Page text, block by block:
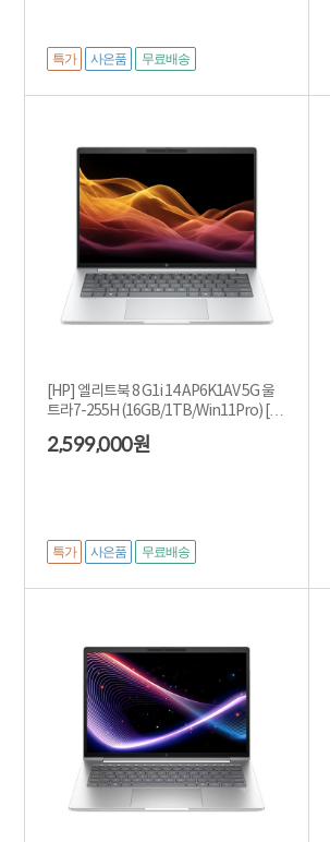
무료배송
특가 사은품
[HP] 엘리트북 8 G1i 14 AP6K1AV 5G 울
트라7-255H (16GB/1TB/Win11Pro) [3
2,599,000원
무료배송
특가 사은품